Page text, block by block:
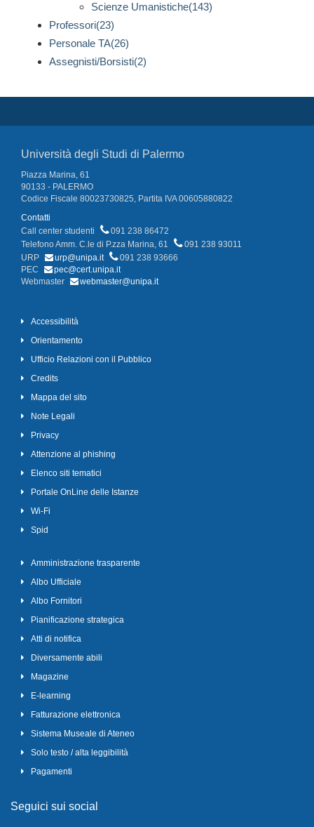
Scienze Umanistiche(143)
Professori(23)
Personale TA(26)
Assegnisti/Borsisti(2)
Università degli Studi di Palermo
Piazza Marina, 61
90133 - PALERMO
Codice Fiscale 80023730825, Partita IVA 00605880822
Contatti
Call center studenti
091 238 86472
Telefono Amm. C.le di P.zza Marina, 61
091 238 93011
URP
urp@unipa.it
091 238 93666
PEC
pec@cert.unipa.it
Webmaster
webmaster@unipa.it
Accessibilità
Orientamento
Ufficio Relazioni con il Pubblico
Credits
Mappa del sito
Note Legali
Privacy
Attenzione al phishing
Elenco siti tematici
Portale OnLine delle Istanze
Wi-Fi
Spid
Amministrazione trasparente
Albo Ufficiale
Albo Fornitori
Pianificazione strategica
Atti di notifica
Diversamente abili
Magazine
E-learning
Fatturazione elettronica
Sistema Museale di Ateneo
Solo testo / alta leggibilità
Pagamenti
Seguici sui social